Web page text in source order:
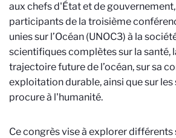
aux chefs d'État et de
participants de la troisième
unies sur l’Océan (UNOC3) à la
scientifiques complètes sur la santé,
trajectoire future de l’océan, sur sa
exploitation durable, ainsi que sur
procure à l'humanité.
Ce congrès vise à explorer